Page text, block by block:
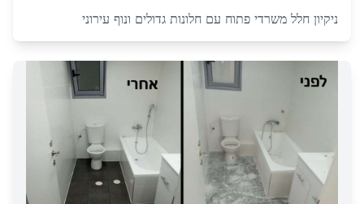
ניקיון חלל משרדי פתוח עם חלונות גדולים ונוף עירוני